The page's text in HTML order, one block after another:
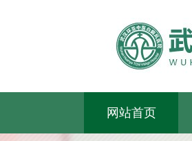
网站首页